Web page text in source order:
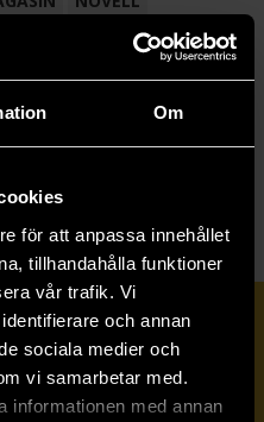
Om
för att anpassa innehållet
tillhandahålla funktioner
vår trafik. Vi
och annan
sociala medier och
vi samarbetar med.
informationen med annan
ROMAN
MÅLA TECKNAD SERIE
nyhetsbrev